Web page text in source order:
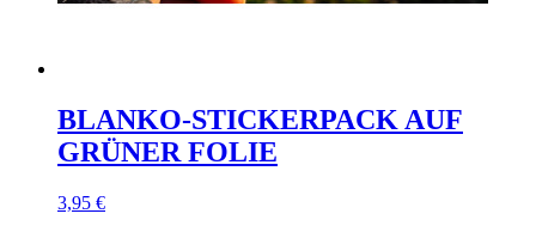
BLANKO-STICKERPACK AUF
GRÜNER FOLIE
3,95 €